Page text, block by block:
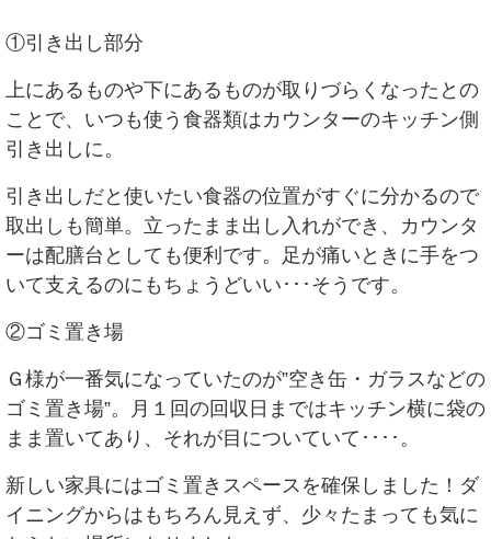
①引き出し部分
上にあるものや下にあるものが取りづらくなったとの
ことで、いつも使う食器類はカウンターのキッチン側
引き出しに。
引き出しだと使いたい食器の位置がすぐに分かるので
取出しも簡単。立ったまま出し入れができ、カウンタ
ーは配膳台としても便利です。足が痛いときに手をつ
いて支えるのにもちょうどいい･･･そうです。
②ゴミ置き場
Ｇ様が一番気になっていたのが”空き缶・ガラスなどの
ゴミ置き場”。月１回の回収日まではキッチン横に袋の
まま置いてあり、それが目についていて････。
新しい家具にはゴミ置きスペースを確保しました！ダ
イニングからはもちろん見えず、少々たまっても気に